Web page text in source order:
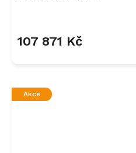
107 871 Kč
Akce